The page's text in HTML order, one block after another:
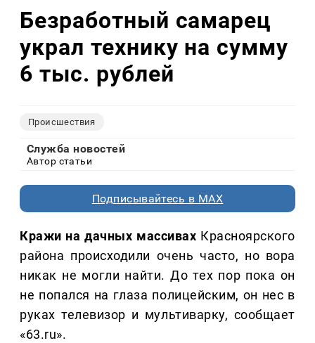
Безработный самарец
украл технику на сумму
6 тыс. рублей
Происшествия
Служба новостей
Автор статьи
Подписывайтесь в MAX
Кражи на дачных массивах Красноярского
района происходили очень часто, но вора
никак не могли найти. До тех пор пока он
не попался на глаза полицейским, он нес в
руках телевизор и мультиварку, сообщает
«63.ru».